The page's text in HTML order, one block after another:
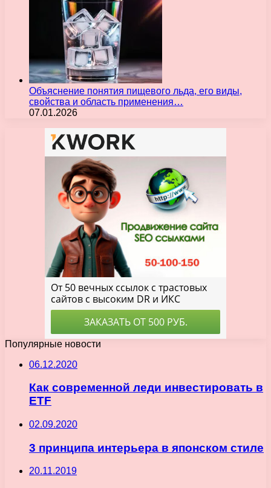
Объяснение понятия пищевого льда, его виды,
свойства и область применения…
07.01.2026
Популярные новости
06.12.2020
Как современной леди инвестировать в
ETF
02.09.2020
3 принципа интерьера в японском стиле
20.11.2019